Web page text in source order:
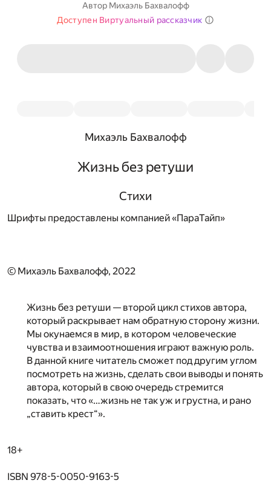
Автор Михаэль Бахвалофф
Доступен Виртуальный рассказчик
Михаэль Бахвалофф
Жизнь без ретуши
Стихи
Шрифты предоставлены компанией «ПараТайп»
© Михаэль Бахвалофф, 2022
Жизнь без ретуши — второй цикл стихов автора,
который раскрывает нам обратную сторону жизни.
Мы окунаемся в мир, в котором человеческие
чувства и взаимоотношения играют важную роль.
В данной книге читатель сможет под другим углом
посмотреть на жизнь, сделать свои выводы и понять
автора, который в свою очередь стремится
показать, что «…жизнь не так уж и грустна, и рано
„ставить крест“».
18+
ISBN 978-5-0050-9163-5